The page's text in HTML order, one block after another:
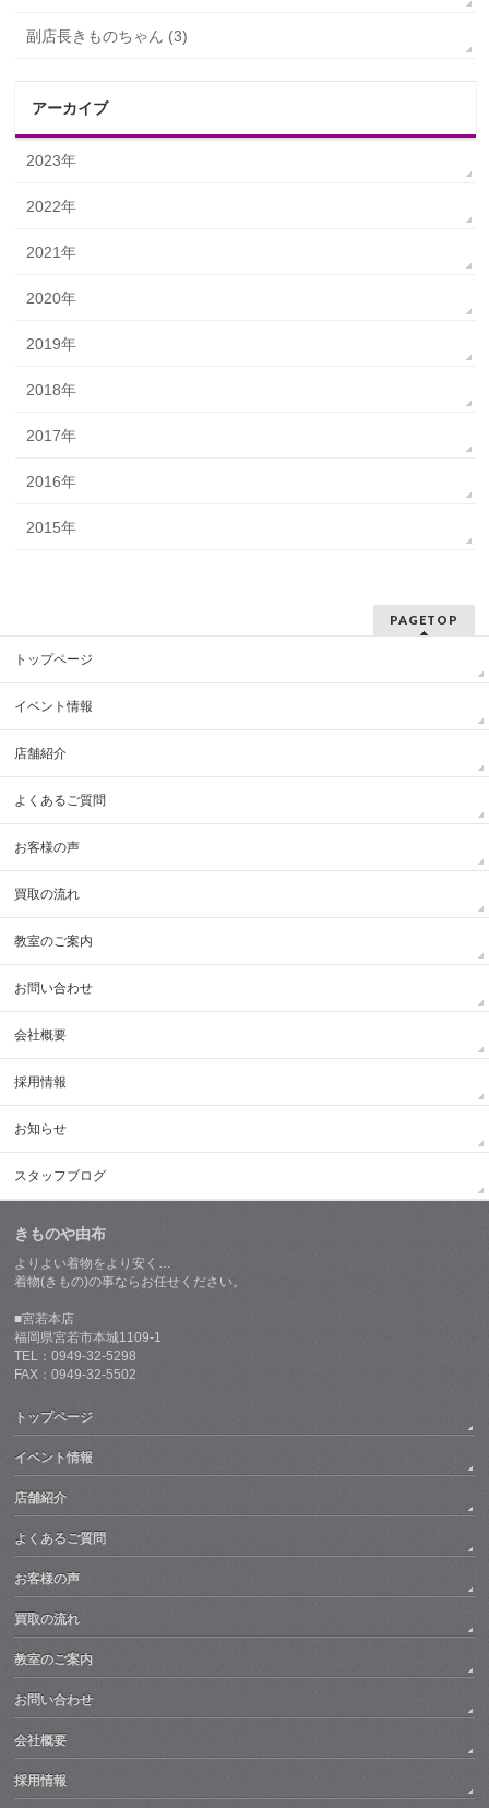
副店長きものちゃん (3)
アーカイブ
2023年
2022年
2021年
2020年
2019年
2018年
2017年
2016年
2015年
PAGETOP
トップページ
イベント情報
店舗紹介
よくあるご質問
お客様の声
買取の流れ
教室のご案内
お問い合わせ
会社概要
採用情報
お知らせ
スタッフブログ
きものや由布
よりよい着物をより安く…
着物(きもの)の事ならお任せください。
■宮若本店
福岡県宮若市本城1109-1
TEL：0949-32-5298
FAX：0949-32-5502
トップページ
イベント情報
店舗紹介
よくあるご質問
お客様の声
買取の流れ
教室のご案内
お問い合わせ
会社概要
採用情報